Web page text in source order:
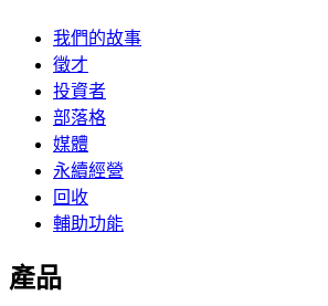
我們的故事
徵才
投資者
部落格
媒體
永續經營
回收
輔助功能
產品